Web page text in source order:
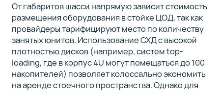
От габаритов шасси напрямую зависит стоимость
размещения оборудования в стойке ЦОД, так как
провайдеры тарифицируют место по количеству
занятых юнитов. Использование СХД с высокой
плотностью дисков (например, систем top-
loading, где в корпус 4U могут помещаться до 100
накопителей) позволяет колоссально экономить
на аренде стоечного пространства. Однако для